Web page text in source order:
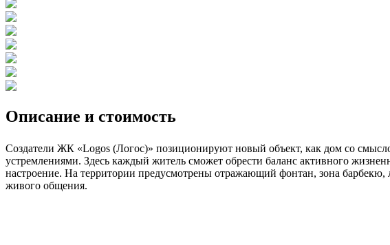
Описание и стоимость
Создатели ЖК «Logos (Логос)» позиционируют новый объект, как дом со
устремлениями. Здесь каждый житель сможет обрести баланс активного
настроение. На территории предусмотрены отражающий фонтан, зона
живого общения.